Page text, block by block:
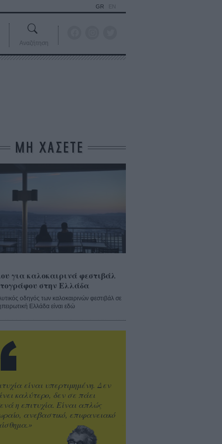
GR EN
Αναζήτηση
ΜΗ ΧΑΣΕΤΕ
για καλοκαιρινά φεστιβάλ
στην Ελλάδα
οδηγός των καλοκαιρινών φεστιβάλ σε
Ελλάδα είναι εδώ
είναι υπερτιμημένη. Δεν
καλύτερο, δεν σε πάει
η επιτυχία. Είναι απλώς
ανεβαστικό, επιφανειακό